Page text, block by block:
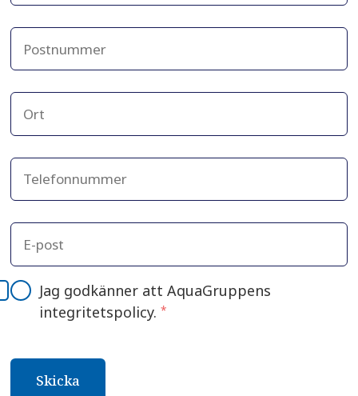
Jag godkänner att AquaGruppens
integritetspolicy. *